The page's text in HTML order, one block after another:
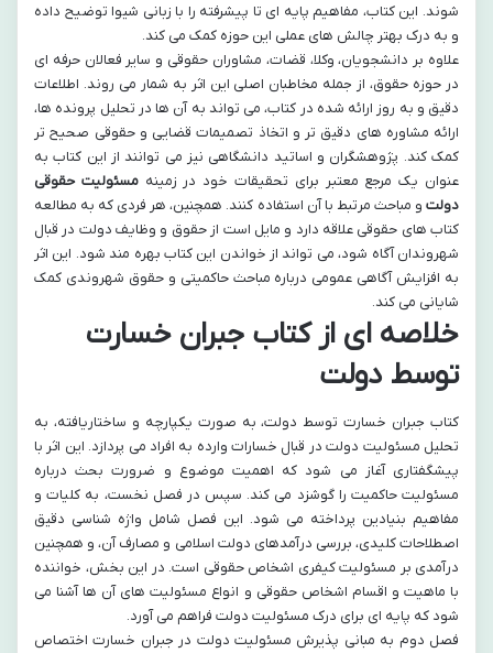
شوند. این کتاب، مفاهیم پایه ای تا پیشرفته را با زبانی شیوا توضیح داده
و به درک بهتر چالش های عملی این حوزه کمک می کند.
علاوه بر دانشجویان، وکلا، قضات، مشاوران حقوقی و سایر فعالان حرفه ای
در حوزه حقوق، از جمله مخاطبان اصلی این اثر به شمار می روند. اطلاعات
دقیق و به روز ارائه شده در کتاب، می تواند به آن ها در تحلیل پرونده ها،
ارائه مشاوره های دقیق تر و اتخاذ تصمیمات قضایی و حقوقی صحیح تر
کمک کند. پژوهشگران و اساتید دانشگاهی نیز می توانند از این کتاب به
عنوان یک مرجع معتبر برای تحقیقات خود در زمینهمسئولیت حقوقی
دولت و مباحث مرتبط با آن استفاده کنند. همچنین، هر فردی که به مطالعه
کتاب های حقوقی علاقه دارد و مایل است از حقوق و وظایف دولت در قبال
شهروندان آگاه شود، می تواند از خواندن این کتاب بهره مند شود. این اثر
به افزایش آگاهی عمومی درباره مباحث حاکمیتی و حقوق شهروندی کمک
شایانی می کند.
خلاصه ای از کتاب جبران خسارت
توسط دولت
کتاب جبران خسارت توسط دولت، به صورت یکپارچه و ساختاریافته، به
تحلیل مسئولیت دولت در قبال خسارات وارده به افراد می پردازد. این اثر با
پیشگفتاری آغاز می شود که اهمیت موضوع و ضرورت بحث درباره
مسئولیت حاکمیت را گوشزد می کند. سپس در فصل نخست، به کلیات و
مفاهیم بنیادین پرداخته می شود. این فصل شامل واژه شناسی دقیق
اصطلاحات کلیدی، بررسی درآمدهای دولت اسلامی و مصارف آن، و همچنین
درآمدی بر مسئولیت کیفری اشخاص حقوقی است. در این بخش، خواننده
با ماهیت و اقسام اشخاص حقوقی و انواع مسئولیت های آن ها آشنا می
شود که پایه ای برای درک مسئولیت دولت فراهم می آورد.
فصل دوم به مبانی پذیرش مسئولیت دولت در جبران خسارت اختصاص